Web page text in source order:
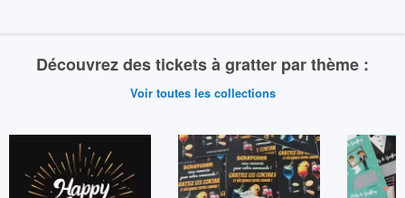
Découvrez des tickets à gratter par thème :
Voir toutes les collections